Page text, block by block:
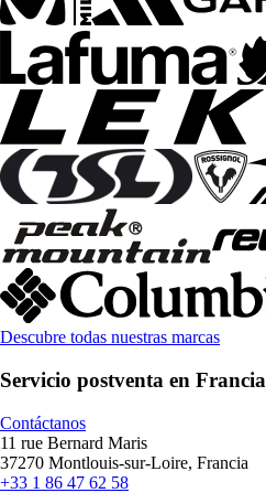
Descubre todas nuestras marcas
Servicio postventa en Francia
Contáctanos
11 rue Bernard Maris
37270 Montlouis-sur-Loire, Francia
+33 1 86 47 62 58